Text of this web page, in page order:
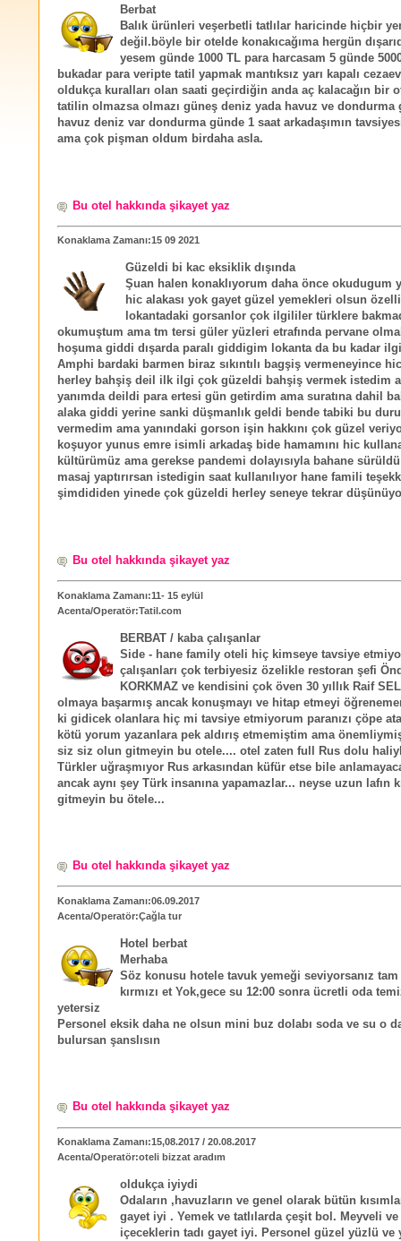
Berbat
Balık ürünleri veşerbetli tatlılar haricinde hiçbir
değil.böyle bir otelde konakıcağıma hergün
yesem günde 1000 TL para harcasam 5 günde
bukadar para veripte tatil yapmak mantıksız yarı kapalı
oldukça kuralları olan saati geçirdiğin anda aç kalacağın bir
tatilin olmazsa olmazı güneş deniz yada havuz ve dondurma
havuz deniz var dondurma günde 1 saat arkadaşımın
ama çok pişman oldum birdaha asla.
Bu otel hakkında şikayet yaz
Konaklama Zamanı:15 09 2021
Güzeldi bi kac eksiklik dışında
Şuan halen konaklıyorum daha önce okudugum
hic alakası yok gayet güzel yemekleri olsun
lokantadaki gorsanlor çok ilgililer türklere
okumuştum ama tm tersi güler yüzleri etrafında pervane
hoşuma giddi dışarda paralı giddigim lokanta da bu kadar
Amphi bardaki barmen biraz sıkıntılı bagşiş vermeneyince
herley bahşiş deil ilk ilgi çok güzeldi bahşiş vermek istedim
yanımda deildi para ertesi gün getirdim ama suratına dahil
alaka giddi yerine sanki düşmanlık geldi bende tabiki bu
vermedim ama yanındaki gorson işin hakkını çok güzel
koşuyor yunus emre isimli arkadaş bide hamamını hic
kültürümüz ama gerekse pandemi dolayısıyla bahane
masaj yaptırırsan istedigin saat kullanılıyor hane famili
şimdididen yinede çok güzeldi herley seneye tekrar
Bu otel hakkında şikayet yaz
Konaklama Zamanı:11- 15 eylül
Acenta/Operatör:Tatil.com
BERBAT / kaba çalışanlar
Side - hane family oteli hiç kimseye tavsiye
çalışanları çok terbiyesiz özelikle restoran şefi
KORKMAZ ve kendisini çok öven 30 yıllık Raif
olmaya başarmış ancak konuşmayı ve hitap etmeyi
ki gidicek olanlara hiç mi tavsiye etmiyorum paranızı çöpe
kötü yorum yazanlara pek aldırış etmemiştim ama
siz siz olun gitmeyin bu otele.... otel zaten full Rus dolu
Türkler uğraşmıyor Rus arkasından küfür etse bile
ancak aynı şey Türk insanına yapamazlar... neyse uzun lafın
gitmeyin bu ötele...
Bu otel hakkında şikayet yaz
Konaklama Zamanı:06.09.2017
Acenta/Operatör:Çağla tur
Hotel berbat
Merhaba
Söz konusu hotele tavuk yemeği seviyorsanız
kırmızı et Yok,gece su 12:00 sonra ücretli oda
yetersiz
Personel eksik daha ne olsun mini buz dolabı soda ve su o
bulursan şanslısın
Bu otel hakkında şikayet yaz
Konaklama Zamanı:15,08.2017 / 20.08.2017
Acenta/Operatör:oteli bizzat aradım
oldukça iyiydi
Odaların ,havuzların ve genel olarak bütün
gayet iyi . Yemek ve tatlılarda çeşit bol. Meyveli
içeceklerin tadı gayet iyi. Personel güzel yüzlü ve